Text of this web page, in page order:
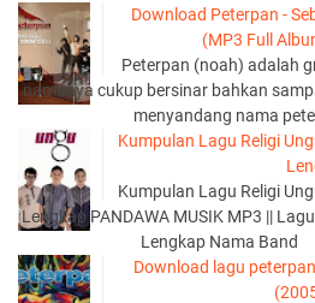
Download Peterpan -
(MP3 Full
Peterpan (noah) adalah
namanya cukup bersinar bahkan
menyandang nama
Kumpulan Lagu Religi
Kumpulan Lagu Religi
Lengkap PANDAWA MUSIK MP3 ||
Lengkap Nama
Download lagu